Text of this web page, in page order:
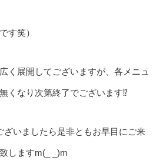
す笑）
く展開してございますが、各メニュ
くなり次第終了でございます⁉️
ざいましたら是非ともお早目にご来
しますm(_ _)m